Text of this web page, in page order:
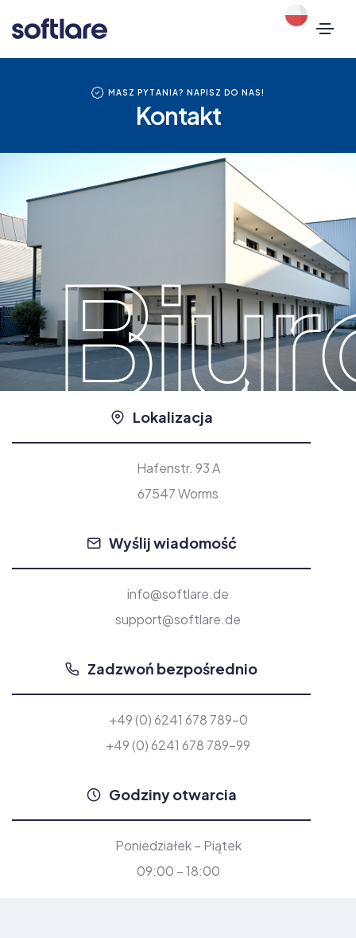
MASZ PYTANIA? NAPISZ DO NAS!
Kontakt
Lokalizacja
Hafenstr. 93 A
67547 Worms
Wyślij wiadomość
info@softlare.de
support@softlare.de
Zadzwoń bezpośrednio
+49 (0) 6241 678 789-0
+49 (0) 6241 678 789-99
Godziny otwarcia
Poniedziałek – Piątek
09:00 – 18:00